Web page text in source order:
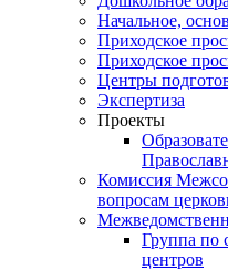
Начальное,
Приходское
Приходское
Центры
Экспертиза
Проекты
Комиссия
вопросам
Группа по
центров